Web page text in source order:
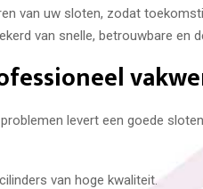
van uw sloten, zodat
van snelle, betrouwbare en
levert een goede
van hoge kwaliteit.